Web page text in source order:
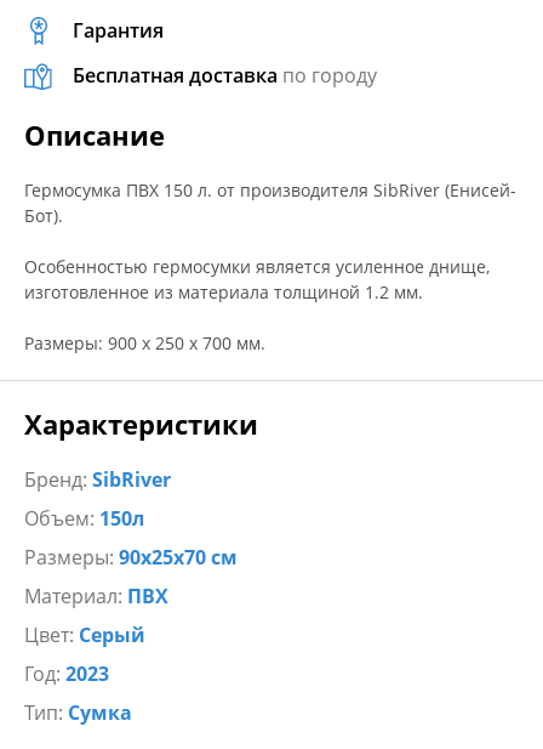
Гарантия
Бесплатная доставка по городу
Описание
Гермоcумка ПВХ 150 л. от производителя SibRiver (Енисей-
Бот).
Особенностью гермосумки является усиленное днище,
изготовленное из материала толщиной 1.2 мм.
Размеры: 900 x 250 x 700 мм.
Характеристики
Бренд: SibRiver
Объем: 150л
Размеры: 90х25х70 см
Материал: ПВХ
Цвет: Серый
Год: 2023
Тип: Сумка